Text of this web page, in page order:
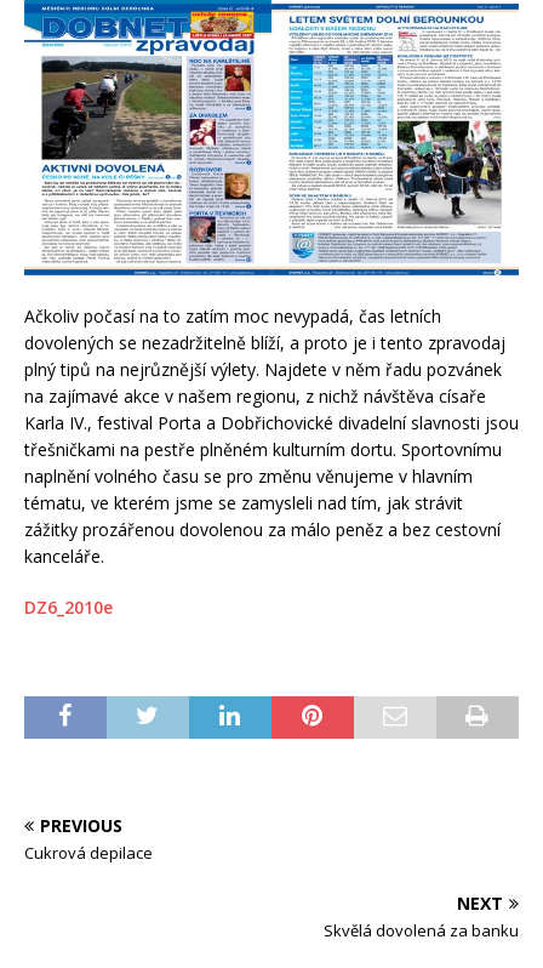
Ačkoliv počasí na to zatím moc nevypadá, čas letních
dovolených se nezadržitelně blíží, a proto je i tento zpravodaj
plný tipů na nejrůznější výlety. Najdete v něm řadu pozvánek
na zajímavé akce v našem regionu, z nichž návštěva císaře
Karla IV., festival Porta a Dobřichovické divadelní slavnosti jsou
třešničkami na pestře plněném kulturním dortu. Sportovnímu
naplnění volného času se pro změnu věnujeme v hlavním
tématu, ve kterém jsme se zamysleli nad tím, jak strávit
zážitky prozářenou dovolenou za málo peněz a bez cestovní
kanceláře.
DZ6_2010e
PREVIOUS
Cukrová depilace
NEXT
Skvělá dovolená za banku